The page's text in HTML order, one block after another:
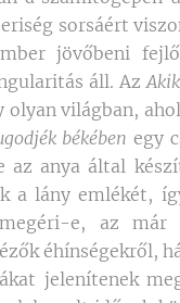
sorsáért
jövőbeni
áll. Az
olyan világban,
békében egy
az anya által
a lány emlékét,
e, az
éhínségekről,
jelenítenek